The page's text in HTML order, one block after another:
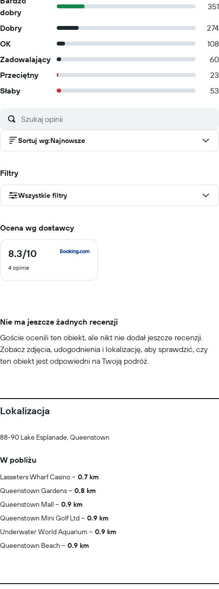
dobry
351
Dobry
274
OK
108
Zadowalający
60
Przeciętny
23
Słaby
53
Sortuj wg:Najnowsze
Filtry
Wszystkie filtry
Ocena wg dostawcy
8.3/10
8.3
10
4 opinie
Nie ma jeszcze żadnych recenzji
Goście ocenili ten obiekt, ale nikt nie dodał jeszcze recenzji.
Zobacz zdjęcia, udogodnienia i lokalizację, aby sprawdzić, czy
ten obiekt jest odpowiedni na Twoją podróż.
Lokalizacja
88-90 Lake Esplanade, Queenstown
W pobliżu
Lasseters Wharf Casino
0.7 km
Queenstown Gardens
0.8 km
Queenstown Mall
0.9 km
Queenstown Mini Golf Ltd
0.9 km
Underwater World Aquarium
0.9 km
Queenstown Beach
0.9 km